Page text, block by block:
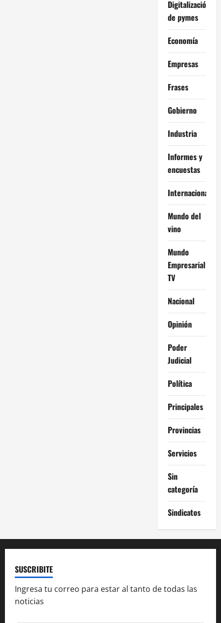
Digitalización
de pymes
Economía
Empresas
Frases
Gobierno
Industria
Informes y
encuestas
Internacional
Mundo del
vino
Mundo
Empresarial
TV
Nacional
Opinión
Poder
Judicial
Política
Principales
Provincias
Servicios
Sin
categoría
Sindicatos
SUSCRIBITE
Ingresa tu correo para estar al tanto de todas las
noticias